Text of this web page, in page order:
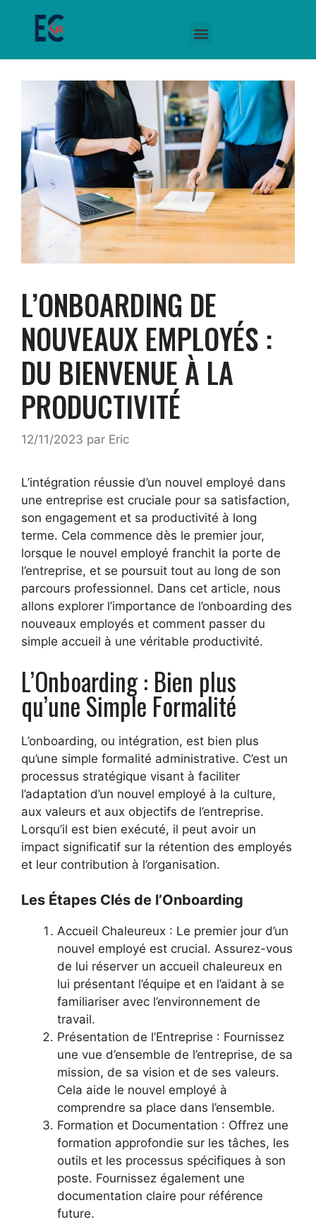
L’ONBOARDING DE
NOUVEAUX EMPLOYÉS :
DU BIENVENUE À LA
PRODUCTIVITÉ
12/11/2023 par Eric
L’intégration réussie d’un nouvel employé dans
une entreprise est cruciale pour sa satisfaction,
son engagement et sa productivité à long
terme. Cela commence dès le premier jour,
lorsque le nouvel employé franchit la porte de
l’entreprise, et se poursuit tout au long de son
parcours professionnel. Dans cet article, nous
allons explorer l’importance de l’onboarding des
nouveaux employés et comment passer du
simple accueil à une véritable productivité.
L’Onboarding : Bien plus
qu’une Simple Formalité
L’onboarding, ou intégration, est bien plus
qu’une simple formalité administrative. C’est un
processus stratégique visant à faciliter
l’adaptation d’un nouvel employé à la culture,
aux valeurs et aux objectifs de l’entreprise.
Lorsqu’il est bien exécuté, il peut avoir un
impact significatif sur la rétention des employés
et leur contribution à l’organisation.
Les Étapes Clés de l’Onboarding
Accueil Chaleureux : Le premier jour d’un
nouvel employé est crucial. Assurez-vous
de lui réserver un accueil chaleureux en
lui présentant l’équipe et en l’aidant à se
familiariser avec l’environnement de
travail.
Présentation de l’Entreprise : Fournissez
une vue d’ensemble de l’entreprise, de sa
mission, de sa vision et de ses valeurs.
Cela aide le nouvel employé à
comprendre sa place dans l’ensemble.
Formation et Documentation : Offrez une
formation approfondie sur les tâches, les
outils et les processus spécifiques à son
poste. Fournissez également une
documentation claire pour référence
future.